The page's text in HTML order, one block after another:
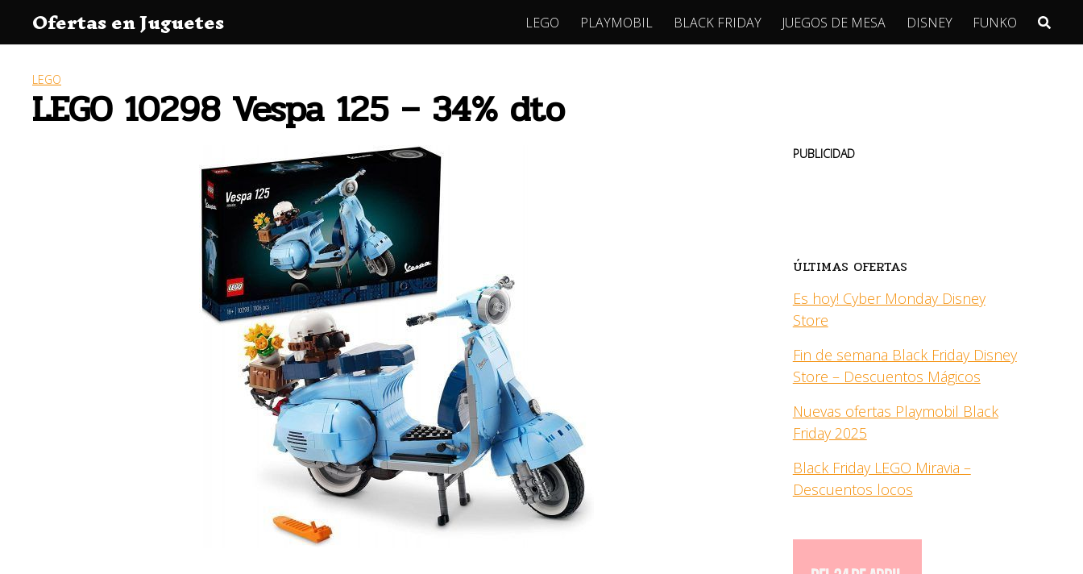
contenido
Ofertas en Juguetes LEGO PLAYMOBIL BLACK FRIDAY JUEGOS DE MESA DISNEY FUNKO
LEGO
LEGO 10298 Vespa 125 – 34% dto
PUBLICIDAD
ÚLTIMAS OFERTAS
Es hoy! Cyber Monday Disney
Store
Fin de semana Black Friday Disney
Store – Descuentos Mágicos
Nuevas ofertas Playmobil Black
Friday 2025
Black Friday LEGO Miravia –
Descuentos locos